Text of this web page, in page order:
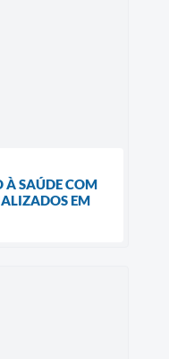
À SAÚDE COM
EM